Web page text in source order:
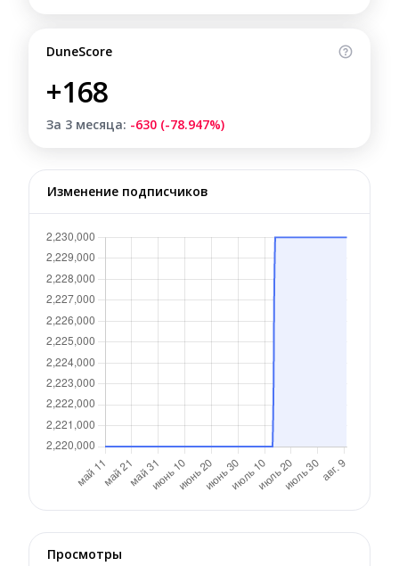
DuneScore
+168
За 3 месяца: -630 (-78.947%)
Изменение подписчиков
Просмотры